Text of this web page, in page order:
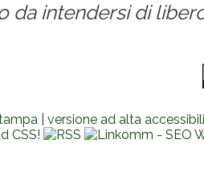
da intendersi di
versione ad alta